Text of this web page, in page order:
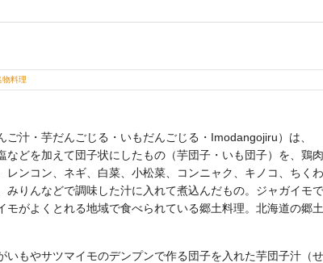
料理
汁・芋だんごじる・いもだんごじる・Imodangojiru）は、
などを加えて団子状にしたもの（芋団子・いも団子）を、鶏
レンコン、ネギ、白菜、小松菜、コンニャク、キノコ、ちく
みりんなどで調味した汁に入れて煮込んだもの。ジャガイモ
がよくとれる地域で食べられている郷土料理。北海道の郷土
もやサツマイモのデンプンで作る団子を入れた芋団子汁（